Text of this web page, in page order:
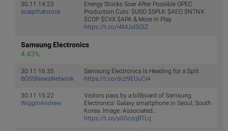
30.11 14:23
scalpthatstock
Energy Stocks Soar After Possible OPEC
Production Cuts: $USO $SPLK $AEO $NTNX
$COP $CVX $APA & More In Play
https://t.co/i4MJslSQlZ
Samsung Electronics
4.43%
30.11 16:35
BOSSNewsNetwork
Samsung Electronics Is Heading for a Split
https://t.co/dcz9EUuCi4
30.11 15:22
WigginAndrew
Visitors pass by a billboard of Samsung
Electronics' Galaxy smartphone in Seoul, South
Korea. Image: Associated...
https://t.co/y0GczqBTLq